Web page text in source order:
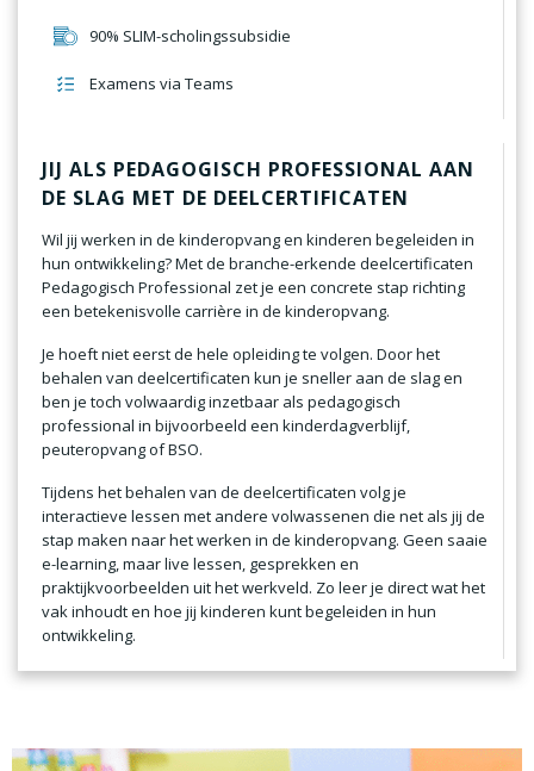
90% SLIM-scholingssubsidie
Examens via Teams
JIJ ALS PEDAGOGISCH PROFESSIONAL AAN
DE SLAG MET DE DEELCERTIFICATEN
Wil jij werken in de kinderopvang en kinderen begeleiden in
hun ontwikkeling? Met de branche-erkende deelcertificaten
Pedagogisch Professional zet je een concrete stap richting
een betekenisvolle carrière in de kinderopvang.
Je hoeft niet eerst de hele opleiding te volgen. Door het
behalen van deelcertificaten kun je sneller aan de slagen
ben je toch volwaardig inzetbaar als pedagogisch
professional in bijvoorbeeld een kinderdagverblijf,
peuteropvang of BSO.
Tijdens het behalen van de deelcertificaten volg je
interactieve lessen met andere volwassenen die net als jij de
stap maken naar het werken in de kinderopvang. Geen saaie
e-learning, maar live lessen, gesprekken en
praktijkvoorbeelden uit het werkveld. Zo leer je direct wat het
vak inhoudt en hoe jij kinderen kunt begeleiden in hun
ontwikkeling.